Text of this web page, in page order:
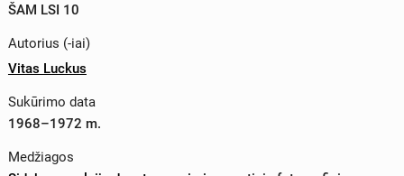
ŠAM LSI 10
Autorius (-iai)
Vitas Luckus
Sukūrimo data
1968–1972 m.
Medžiagos